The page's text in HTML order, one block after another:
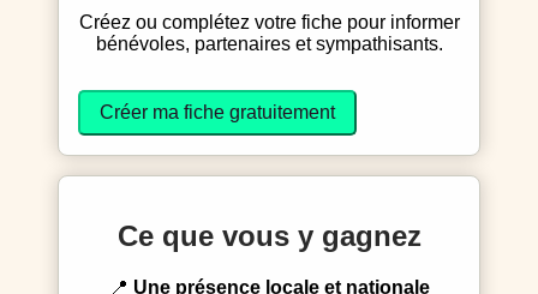
Créez ou complétez votre fiche pour informer
bénévoles, partenaires et sympathisants.
Créer ma fiche gratuitement
Ce que vous y gagnez
Une présence locale et nationale